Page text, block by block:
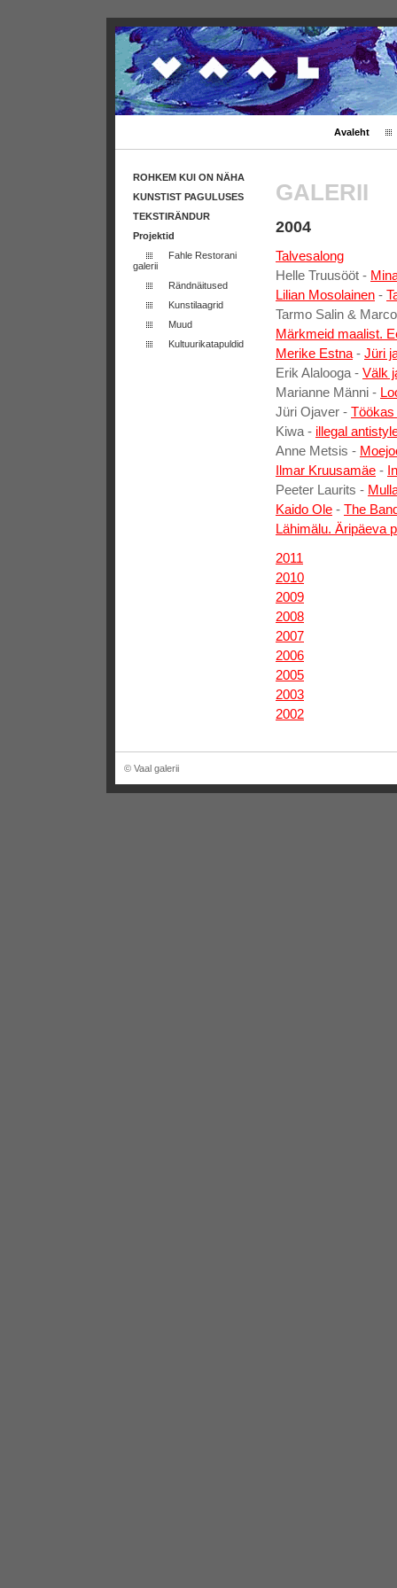
Avaleht
ROHKEM KUI ON NÄHA
KUNSTIST PAGULUSES
TEKSTIRÄNDUR
Projektid
Fahle Restorani
galerii
Rändnäitused
Kunstilaagrid
Muud
Kultuurikatapuldid
GALERII
2004
Talvesalong
Helle Truusööt -
Lilian Mosolainen -
Tarmo Salin &
Märkmeid maalist.
Merike Estna - Jüri
Erik Alalooga - Välk
Marianne Männi -
Jüri Ojaver - Töökas
Kiwa - illegal
Anne Metsis -
Ilmar Kruusamäe -
Peeter Laurits -
Kaido Ole - The
Lähimälu. Äripäeva
2011
2010
2009
2008
2007
2006
2005
2003
2002
© Vaal galerii